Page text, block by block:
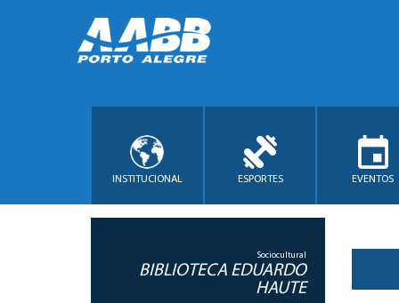
INSTITUCIONAL ESPORTES EVENTOS
Sociocultural
BIBLIOTECA EDUARDO
HAUTE